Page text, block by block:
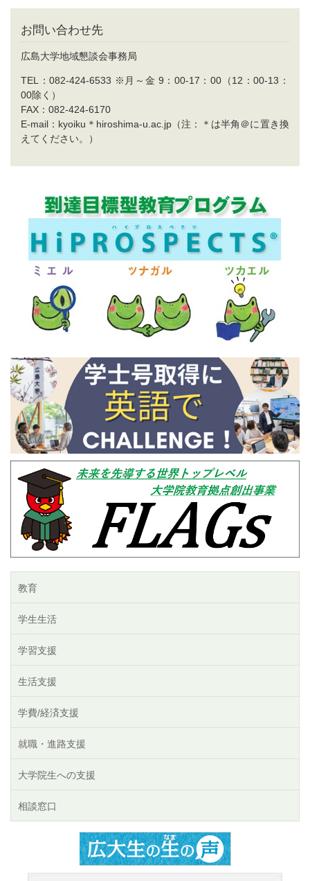
お問い合わせ先
広島大学地域懇談会事務局
TEL：082-424-6533 ※月～金 9：00-17：00（12：00-13：
00除く）
FAX：082-424-6170
E-mail：kyoiku＊hiroshima-u.ac.jp（注：＊は半角＠に置き換
えてください。）
教育
学生生活
学習支援
生活支援
学費/経済支援
就職・進路支援
大学院生への支援
相談窓口